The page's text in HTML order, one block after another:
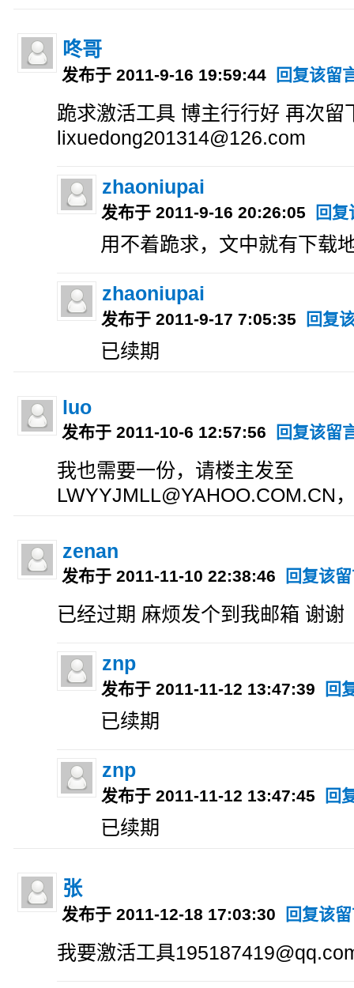
咚哥
发布于 2011-9-16 19:59:44 回复该留
跪求激活工具 博主行行好 再次留
lixuedong201314@126.com
zhaoniupai
发布于 2011-9-16 20:26:05 回
用不着跪求，文中就有下载
zhaoniupai
发布于 2011-9-17 7:05:35 回复
已续期
luo
发布于 2011-10-6 12:57:56 回复该留
我也需要一份，请楼主发至
LWYYJMLL@YAHOO.COM.CN
zenan
发布于 2011-11-10 22:38:46 回复该
已经过期 麻烦发个到我邮箱 谢谢
znp
发布于 2011-11-12 13:47:39 回
已续期
znp
发布于 2011-11-12 13:47:45 回
已续期
张
发布于 2011-12-18 17:03:30 回复该
我要激活工具